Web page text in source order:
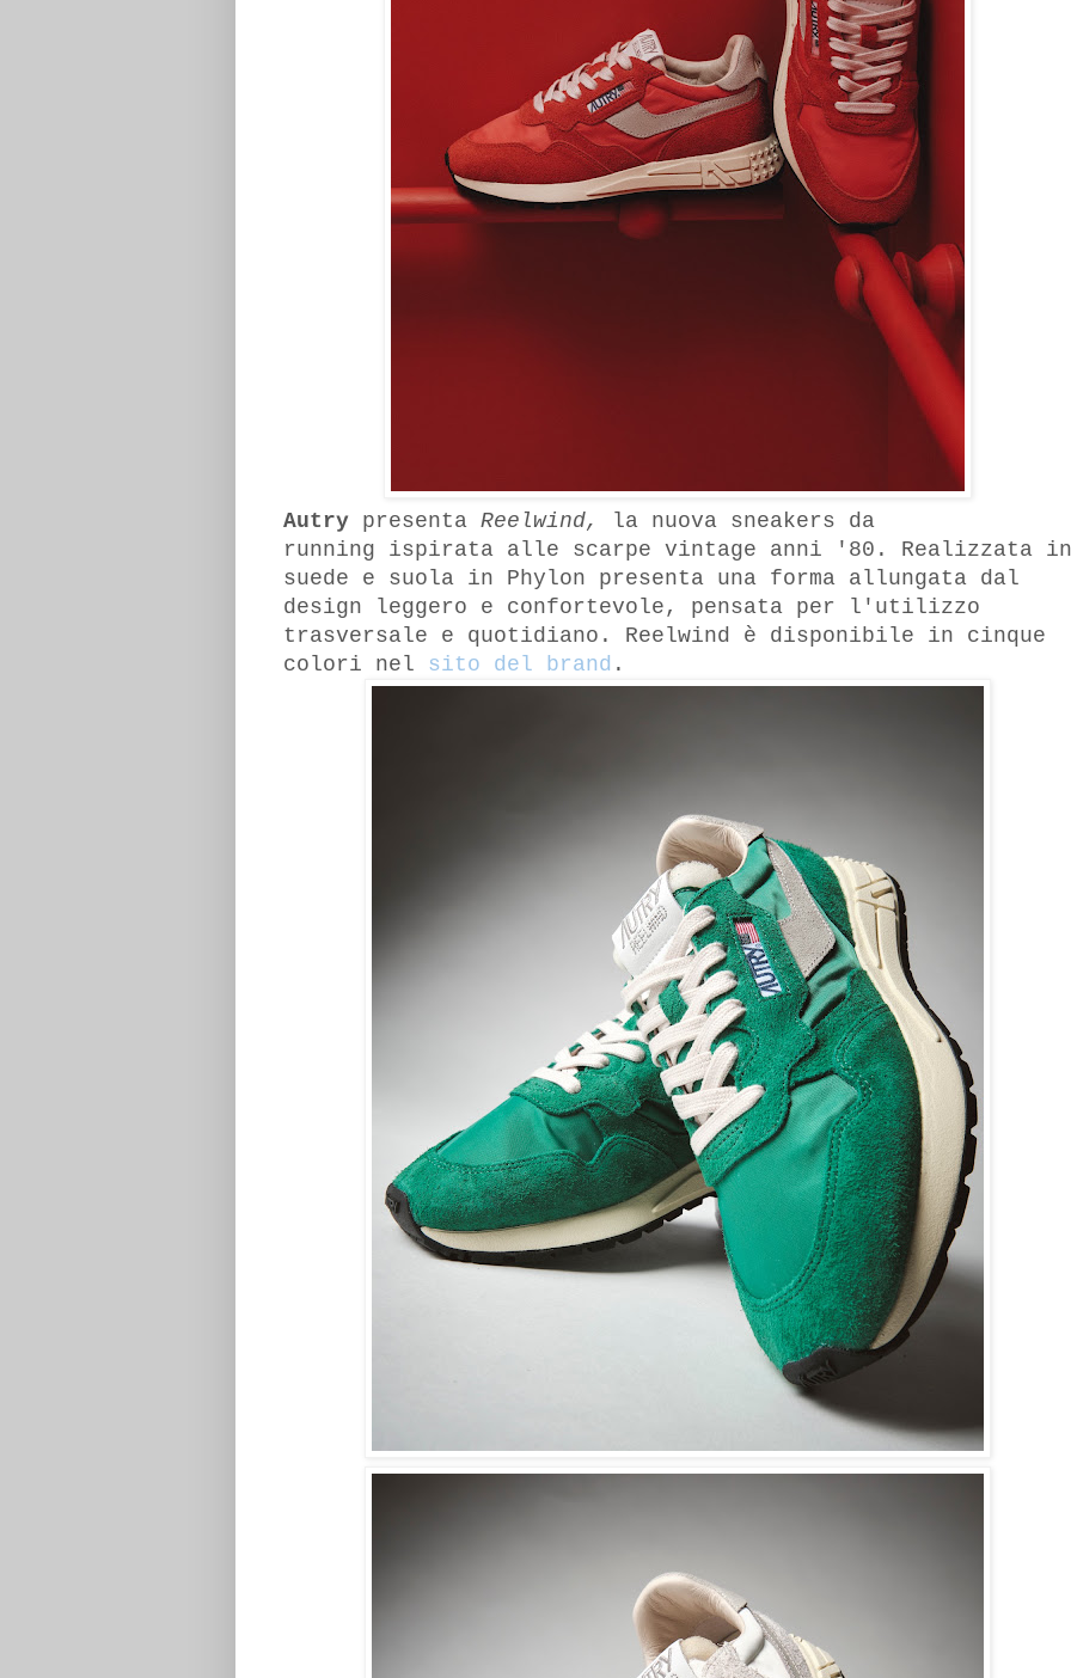
Autry presenta Reelwind, la nuova sneakers da
running ispirata alle scarpe vintage anni '80. Realizzata in
suede e suola in Phylon presenta una forma allungata dal
design leggero e confortevole, pensata per l'utilizzo
trasversale e quotidiano. Reelwind è disponibile in cinque
colori nel sito del brand .